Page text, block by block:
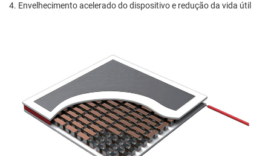
4. Envelhecimento acelerado do dispositivo e redução da vida útil